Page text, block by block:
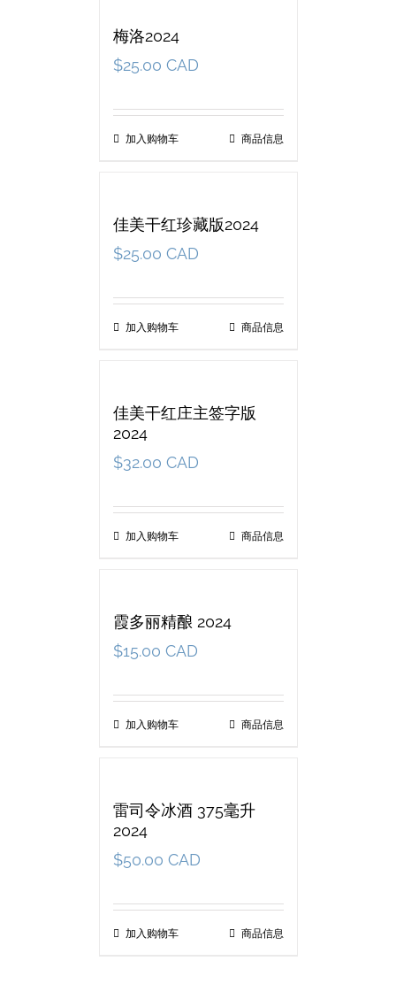
梅洛2024
$25.00 CAD
加入购物车 商品信息
佳美干红珍藏版2024
$25.00 CAD
加入购物车 商品信息
佳美干红庄主签字版
2024
$32.00 CAD
加入购物车 商品信息
霞多丽精酿 2024
$15.00 CAD
加入购物车 商品信息
雷司令冰酒 375毫升
2024
$50.00 CAD
加入购物车 商品信息